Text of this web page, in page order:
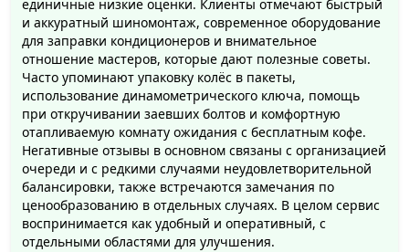
единичные низкие оценки. Клиенты отмечают быстрый
и аккуратный шиномонтаж, современное оборудование
для заправки кондиционеров и внимательное
отношение мастеров, которые дают полезные советы.
Часто упоминают упаковку колёс в пакеты,
использование динамометрического ключа, помощь
при откручивании заевших болтов и комфортную
отапливаемую комнату ожидания с бесплатным кофе.
Негативные отзывы в основном связаны с организацией
очереди и с редкими случаями неудовлетворительной
балансировки, также встречаются замечания по
ценообразованию в отдельных случаях. В целом сервис
воспринимается как удобный и оперативный, с
отдельными областями для улучшения.